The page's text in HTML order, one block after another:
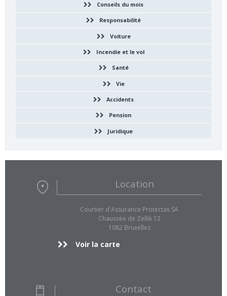
Conseils du mois
Responsabilité
Voiture
Incendie et le vol
Santé
Vie
Accidents
Pension
Juridique
Location
Courtier d'Assurance Protectas SA
Chaussée de Zellik 12
1082 Bruxelles
Voir la carte
Contact